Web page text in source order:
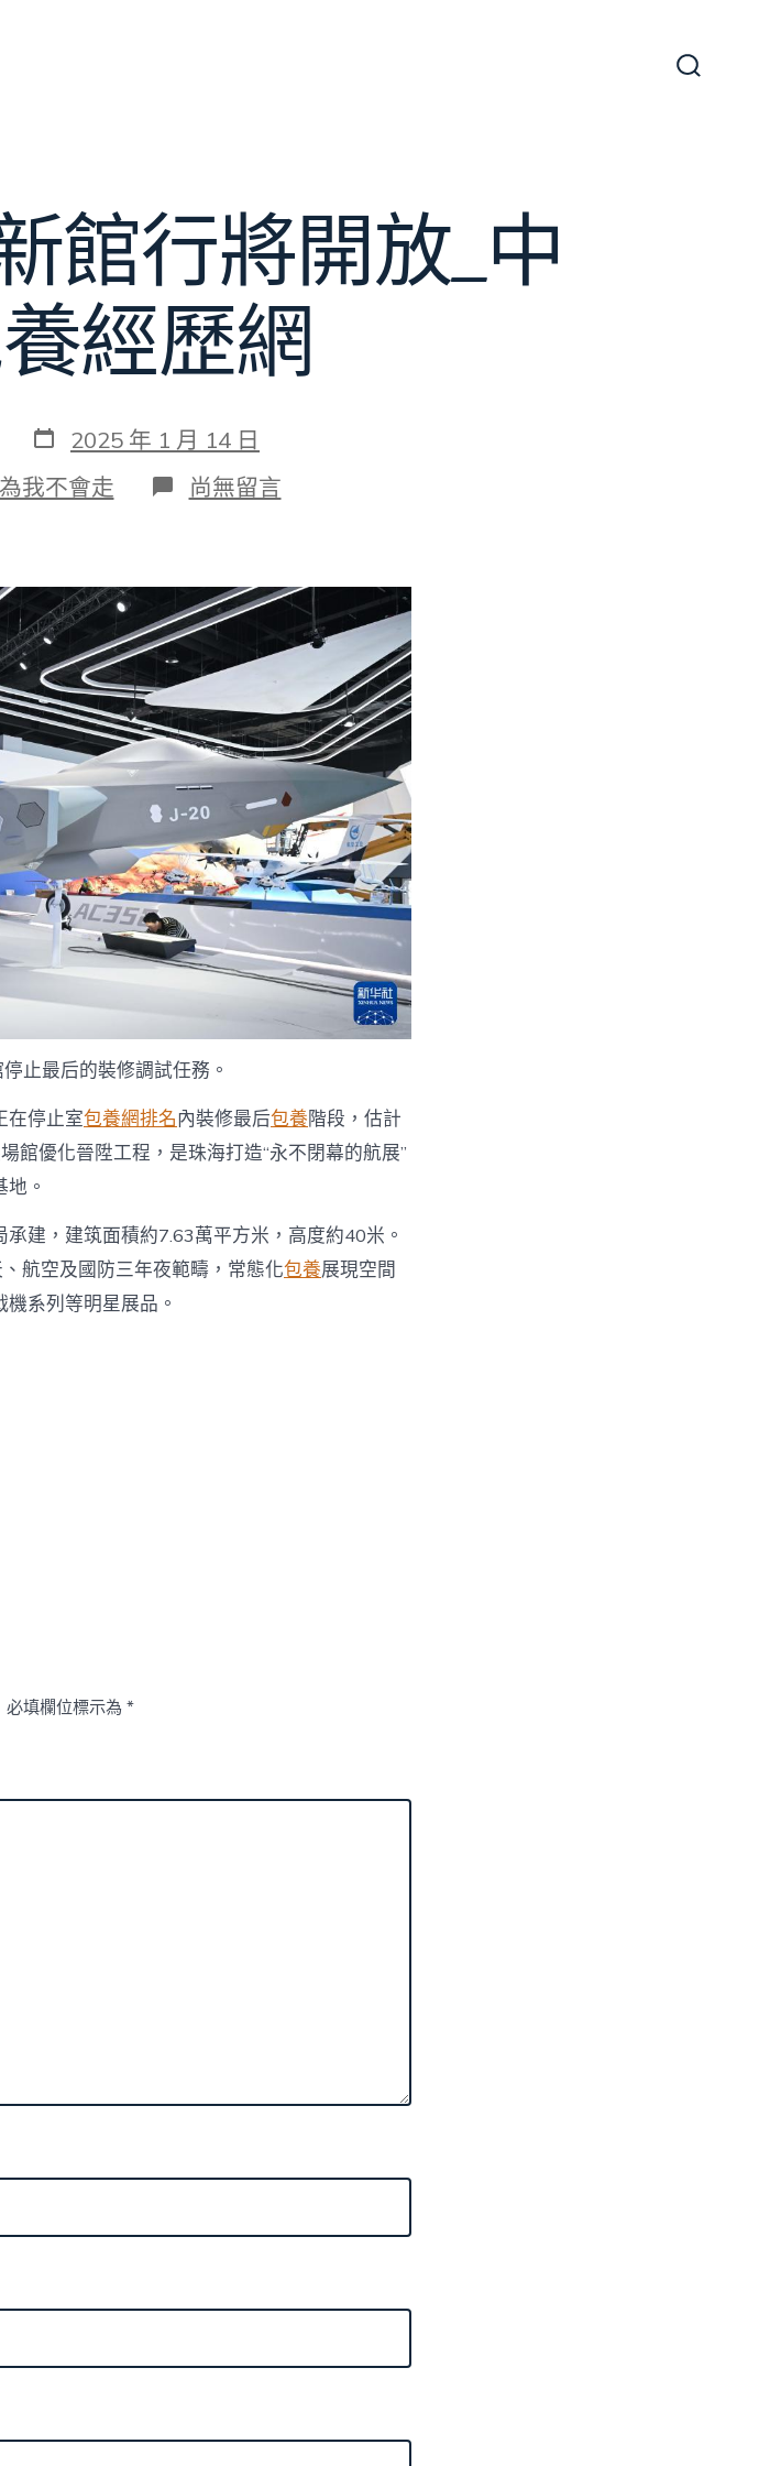
館行將開放_中
經歷網
發
表
日
期
2025 年 1 月 14 日
我不會走 在
〈珠
中
間
新
館
行
將
開
放
_
中
國
查
包
養
經
歷
網〉
中
尚無留言
止最后的裝修調試任務。
在停止室包養網排名內裝修最后包養階段，估計
館優化晉陞工程，是珠海打造“永不閉幕的航展”
。
建，建筑面積約7.63萬平方米，高度約40米。
航空及國防三年夜範疇，常態化包養展現空間
系列等明星展品。
必填欄位標示為 *